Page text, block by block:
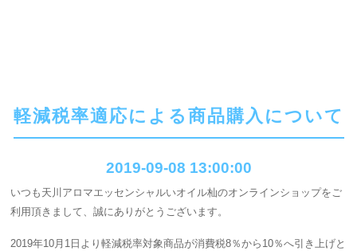
軽減税率適応による商品購入について
2019-09-08 13:00:00
いつも天川アロマエッセンシャルいオイル杣のオンラインショップをご
利用頂きまして、誠にありがとうございます。
2019年10月1日より軽減税率対象商品が消費税8％から10％へ引き上げと